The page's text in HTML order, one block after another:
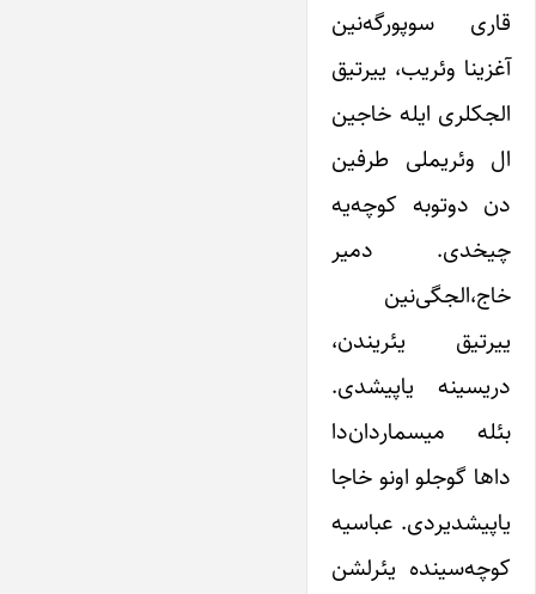
قاری سوپورگه‌نین
آغزینا وئریب، ییرتیق
الجکلری ایله خاجین
ال وئریملی طرفین
دن دوتوبه کوچه‌یه
چیخدی. دمیر
خاج،الجگی‌نین
ییرتیق یئریندن،
دریسینه یاپیشدی.
بئله میسماردان‌دا
داها گوجلو اونو خاجا
یاپیشدیردی. عباسیه
کوچه‌سینده یئرلشن